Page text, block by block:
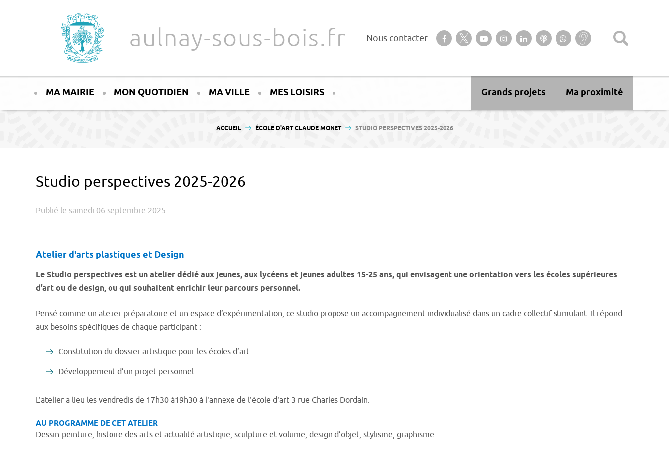
aulnay-sous-bois.fr Nous contacter Suivez-nous sur notre page Facebook
Suivez-nous sur Twitter
Suivez-nous sur YouTube
Suivez-nous sur Instagram
Retrouvez-nous sur Linkedin
Ecoutez nos Podcasts
Suivez-nous sur
WhatsApp
Baisse
d’audition ?
MA MAIRIE MON QUOTIDIEN MA VILLE MES LOISIRS Ma proximité
Grands projets
VOUS ÊTES ICI :
ACCUEIL ÉCOLE D'ART CLAUDE MONET STUDIO PERSPECTIVES 2025-2026
Studio perspectives 2025-2026
Publié le samedi 06 septembre 2025
Atelier d'arts plastiques et Design
Le Studio perspectives est un atelier dédié aux jeunes, aux lycéens et jeunes adultes 15-25 ans, qui envisagent une orientation vers les écoles supérieures
d’art ou de design, ou qui souhaitent enrichir leur parcours personnel.
Pensé comme un atelier préparatoire et un espace d’expérimentation, ce studio propose un accompagnement individualisé dans un cadre collectif stimulant. Il répond
aux besoins spécifiques de chaque participant :
Constitution du dossier artistique pour les écoles d’art
Développement d’un projet personnel
L'atelier a lieu les vendredis de 17h30 à19h30 à l'annexe de l'école d'art 3 rue Charles Dordain.
AU PROGRAMME DE CET ATELIER
Dessin-peinture, histoire des arts et actualité artistique, sculpture et volume, design d’objet, stylisme, graphisme...